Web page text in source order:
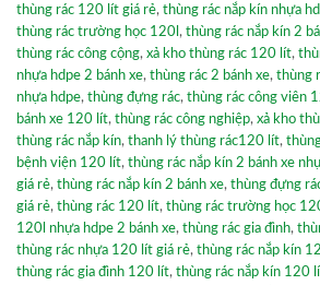
thùng rác 120 lít giá rẻ, thùng rác nắp kín nhựa
thùng rác trường học 120l , thùng rác nắp kín 2
thùng rác công cộng, xả kho thùng rác 120 lít,
nhựa hdpe 2 bánh xe, thùng rác 2 bánh xe, thùng
nhựa hdpe, thùng đựng rác, thùng rác công viên
bánh xe 120 lít, thùng rác công nghiệp, xả kho
thùng rác nắp kín, thanh lý thùng rác120 lít,
bệnh viện 120 lít, thùng rác nắp kín 2 bánh xe
giá rẻ, thùng rác nắp kín 2 bánh xe, thùng đựng
giá rẻ, thùng rác 120 lít, thùng rác trường học
120l nhựa hdpe 2 bánh xe, thùng rác gia đình,
thùng rác nhựa 120 lít giá rẻ, thùng rác nắp kín
thùng rác gia đình 120 lít, thùng rác nắp kín 120